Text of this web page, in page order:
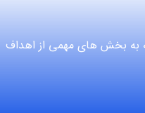
به بخش های مهمی از اهداف